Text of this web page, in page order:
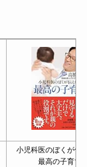
小児科医のぼくが伝
最高の子育て